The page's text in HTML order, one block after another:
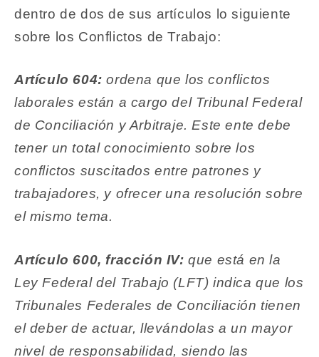
dentro de dos de sus artículos lo siguiente
sobre los Conflictos de Trabajo:
Artículo 604:ordena que los conflictos
laborales están a cargo del Tribunal Federal
de Conciliación y Arbitraje. Este ente debe
tener un total conocimiento sobre los
conflictos suscitados entre patrones y
trabajadores, y ofrecer una resolución sobre
el mismo tema.
Artículo 600, fracción IV: que está en la
Ley Federal del Trabajo (LFT) indica que los
Tribunales Federales de Conciliación tienen
el deber de actuar, llevándolas a un mayor
nivel de responsabilidad, siendo las